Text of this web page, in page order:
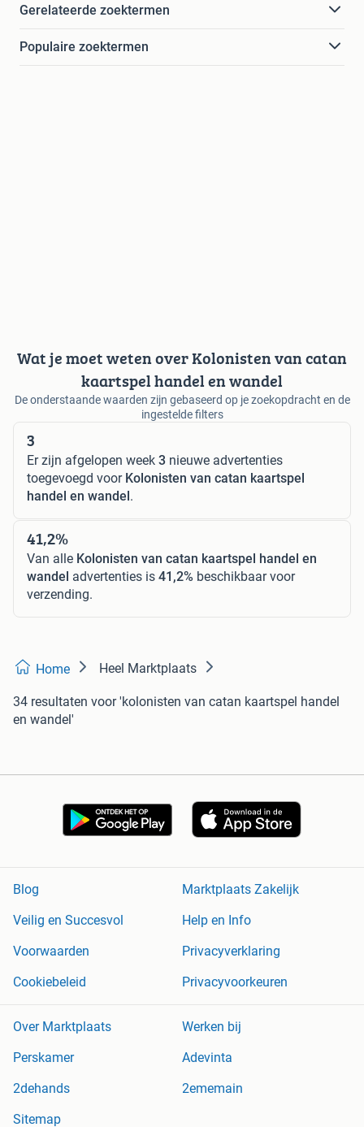
Gerelateerde zoektermen
Populaire zoektermen
Wat je moet weten over Kolonisten van catan
kaartspel handel en wandel
De onderstaande waarden zijn gebaseerd op je zoekopdracht en de
ingestelde filters
3
Er zijn afgelopen week 3 nieuwe advertenties
toegevoegd voor Kolonisten van catan kaartspel
handel en wandel.
41,2%
Van alle Kolonisten van catan kaartspel handel en
wandel advertenties is 41,2% beschikbaar voor
verzending.
Home Heel Marktplaats
34 resultaten voor 'kolonisten van catan kaartspel handel
en wandel'
Blog
Marktplaats Zakelijk
Veilig en Succesvol
Help en Info
Voorwaarden
Privacyverklaring
Cookiebeleid
Privacyvoorkeuren
Over Marktplaats
Werken bij
Perskamer
Adevinta
2dehands
2ememain
Sitemap